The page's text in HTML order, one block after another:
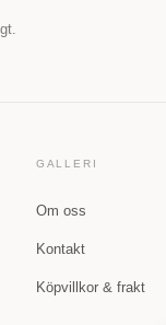
GALLERI
Om oss
Kontakt
Köpvillkor & frakt